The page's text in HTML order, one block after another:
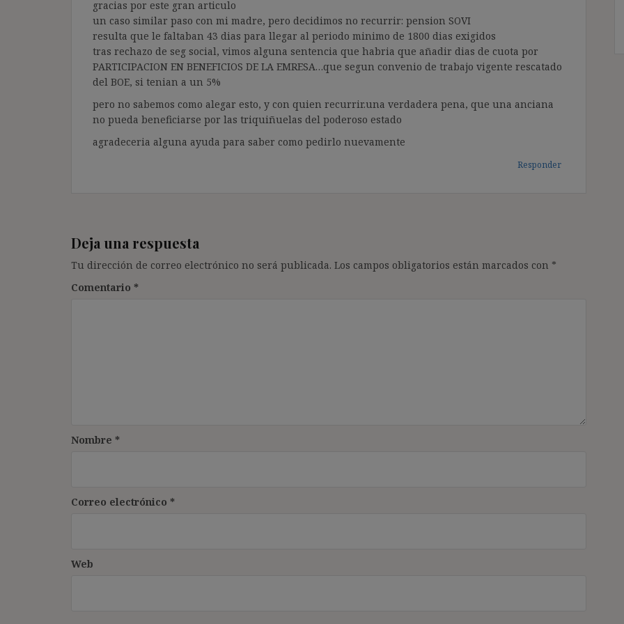
gracias por este gran articulo
un caso similar paso con mi madre, pero decidimos no recurrir: pension SOVI
resulta que le faltaban 43 dias para llegar al periodo minimo de 1800 dias exigidos
tras rechazo de seg social, vimos alguna sentencia que habria que añadir dias de cuota por
PARTICIPACION EN BENEFICIOS DE LA EMRESA…que segun convenio de trabajo vigente rescatado
del BOE, si tenian a un 5%
pero no sabemos como alegar esto, y con quien recurrir.una verdadera pena, que una anciana
no pueda beneficiarse por las triquiñuelas del poderoso estado
agradeceria alguna ayuda para saber como pedirlo nuevamente
Responder
Deja una respuesta
Tu dirección de correo electrónico no será publicada. Los campos obligatorios están marcados con *
Comentario *
Nombre *
Correo electrónico *
Web